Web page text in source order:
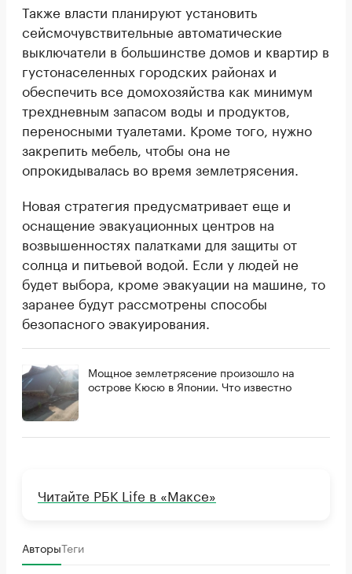
Также власти планируют установить
сейсмочувствительные автоматические
выключатели в большинстве домов и квартир в
густонаселенных городских районах и
обеспечить все домохозяйства как минимум
трехдневным запасом воды и продуктов,
переносными туалетами. Кроме того, нужно
закрепить мебель, чтобы она не
опрокидывалась во время землетрясения.
Новая стратегия предусматривает еще и
оснащение эвакуационных центров на
возвышенностях палатками для защиты от
солнца и питьевой водой. Если у людей не
будет выбора, кроме эвакуации на машине, то
заранее будут рассмотрены способы
безопасного эвакуирования.
Мощное землетрясение произошло на
острове Кюсю в Японии. Что известно
Читайте РБК Life в «Максе»
АвторыТеги